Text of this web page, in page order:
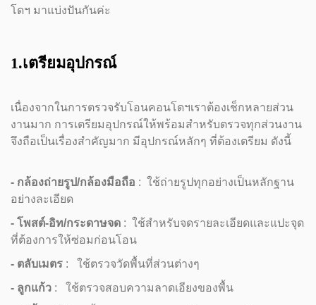
โดฯ มาแบ่งปันกันค่ะ
1.เตรียมอุปกรณ์
เนื่องจากในการตรวจรับโอนคอนโดฯเราต้องเช็กหลายส่วน
งานมาก การเตรียมอุปกรณ์ให้พร้อมสำหรับตรวจทุกส่วนงาน
จึงถือเป็นเรื่องสำคัญมาก มีอุปกรณ์หลักๆ ที่ต้องเตรียม ดังนี้
- กล้องถ่ายรูป/กล้องมือถือ : ใช้ถ่ายรูปทุกอย่างเป็นหลักฐาน
อย่างละเอียด
- โพสต์-อิท/กระดาษจด : ใช้สำหรับจดรายละเอียดและแปะจุด
ที่ต้องการให้ซ่อมก่อนโอน
- ตลับเมตร : ใช้ตรวจวัดพื้นที่ส่วนต่างๆ
- ลูกแก้ว : ใช้ตรวจสอบความลาดเอียงของพื้น